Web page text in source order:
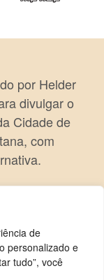
de
personalizado e
tudo”, você
por Helder
divulgar o
Cidade de
com